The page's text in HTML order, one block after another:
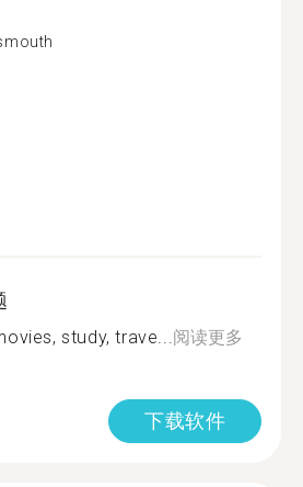
study, trave...阅读更多
下载软件